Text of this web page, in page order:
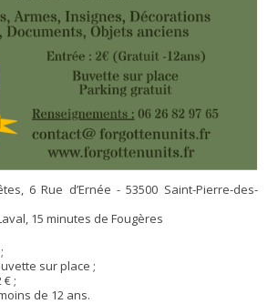
6 Rue d’Ernée - 53500 Saint-Pierre-des-
15 minutes de Fougères
sur place ;
;
de 12 ans.